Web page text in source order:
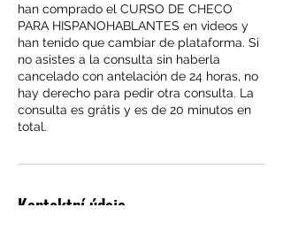
han comprado el CURSO DE CHECO
PARA HISPANOHABLANTES en videos y
han tenido que cambiar de plataforma. Si
no asistes a la consulta sin haberla
cancelado con antelación de 24 horas, no
hay derecho para pedir otra consulta. La
consulta es grátis y es de 20 minutos en
total.
Kontaktní údaje